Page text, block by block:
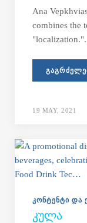
Ana
combines the
19 MAY, 2021
ᲙᲝᲜᲢᲔᲜᲢᲘ ᲓᲐ
ᲙᲣᲚᲐ